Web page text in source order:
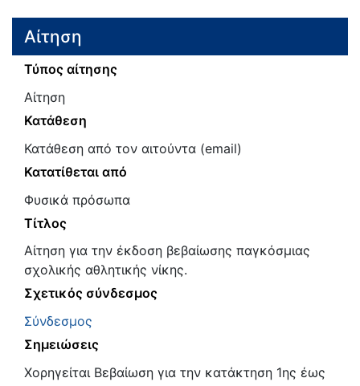
Αίτηση
Τύπος αίτησης
Αίτηση
Κατάθεση
Κατάθεση από τον αιτούντα (email)
Κατατίθεται από
Φυσικά πρόσωπα
Τίτλος
Αίτηση για την έκδοση βεβαίωσης παγκόσμιας
σχολικής αθλητικής νίκης.
Σχετικός σύνδεσμος
Σύνδεσμος
Σημειώσεις
Χορηγείται Βεβαίωση για την κατάκτηση 1ης έως